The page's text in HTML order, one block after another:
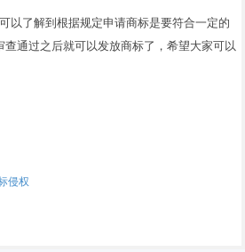
以了解到根据规定申请商标是要符合一定的
通过之后就可以发放商标了，希望大家可以
侵权